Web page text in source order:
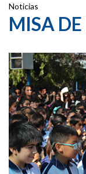
Noticias
MISA